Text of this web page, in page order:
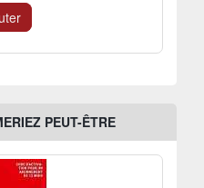
PEUT-ÊTRE